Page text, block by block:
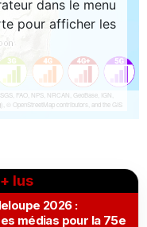
lus
2026 :
médias pour la 75e